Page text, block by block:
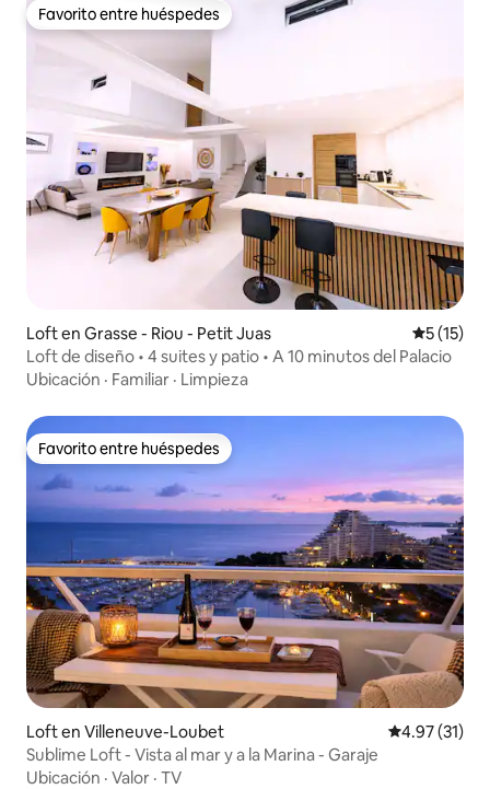
Favorito entre huéspedes
Favorito entre huéspedes
Loft en Grasse - Riou - Petit Juas
5 (15)
Loft de diseño • 4 suites y patio • A 10 minutos del Palacio
Ubicación · Familiar · Limpieza
Favorito entre huéspedes
Favorito entre huéspedes
Loft en Villeneuve-Loubet Calificación
4.97 (31)
Sublime Loft - Vista al mar y a la Marina - Garaje
Ubicación · Valor · TV